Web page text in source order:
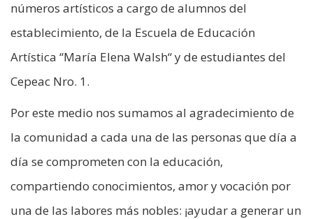
números artísticos a cargo de alumnos del
establecimiento, de la Escuela de Educación
Artística “María Elena Walsh“ y de estudiantes del
Cepeac Nro. 1.
Por este medio nos sumamos al agradecimiento de
la comunidad a cada una de las personas que día a
día se comprometen con la educación,
compartiendo conocimientos, amor y vocación por
una de las labores más nobles: ¡ayudar a generar un